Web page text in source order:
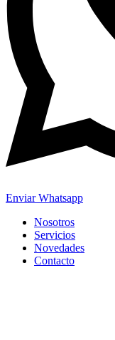
Enviar Whatsapp
Nosotros
Servicios
Novedades
Contacto